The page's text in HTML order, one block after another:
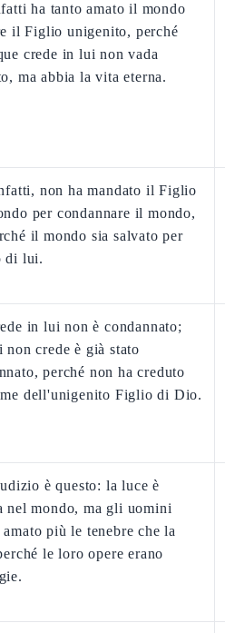
ha tanto amato il mondo
il Figlio unigenito, perché
crede in lui non vada
ma abbia la vita eterna.
non ha mandato il Figlio
per condannare il mondo,
il mondo sia salvato per
di lui.
in lui non è condannato;
non crede è già stato
perché non ha creduto
dell'unigenito Figlio di Dio.
è questo: la luce è
nel mondo, ma gli uomini
amato più le tenebre che la
le loro opere erano